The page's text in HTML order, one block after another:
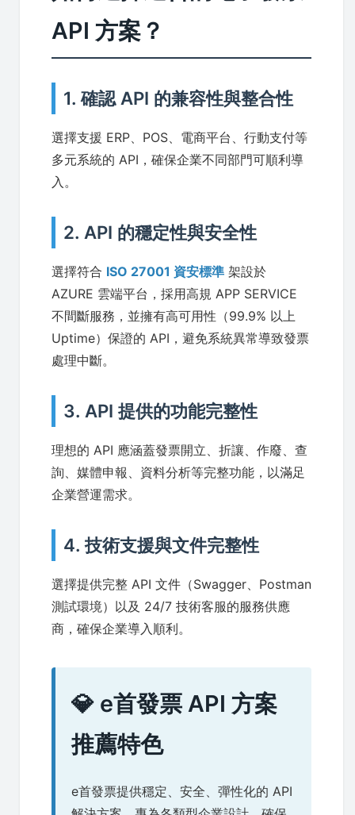
API 方案？
1. 確認 API 的兼容性與整合性
選擇支援 ERP、POS、電商平台、行動支付等
多元系統的 API，確保企業不同部門可順利導
入。
2. API 的穩定性與安全性
選擇符合 ISO 27001 資安標準 架設於
AZURE 雲端平台，採用高規 APP SERVICE
不間斷服務，並擁有高可用性（99.9% 以上
Uptime）保證的 API，避免系統異常導致發票
處理中斷。
3. API 提供的功能完整性
理想的 API 應涵蓋發票開立、折讓、作廢、查
詢、媒體申報、資料分析等完整功能，以滿足
企業營運需求。
4. 技術支援與文件完整性
選擇提供完整 API 文件（Swagger、Postman
測試環境）以及 24/7 技術客服的服務供應
商，確保企業導入順利。
💎 e首發票 API 方案
推薦特色
e首發票提供穩定、安全、彈性化的 API